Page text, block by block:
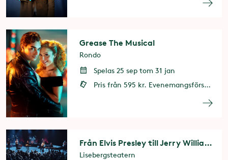
Grease The Musical
Rondo
Spelas 25 sep tom 31 jan
Pris från 595 kr. Evenemangsförsäkring finns att köpa som tillägg vid biljettköpet.
Från Elvis Presley till Jerry Williams
Lisebergsteatern